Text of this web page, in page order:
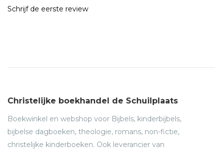
Schrijf de eerste review
Christelijke boekhandel de Schuilplaats
Boekwinkel en webshop voor Bijbels, kinderbijbels,
bijbelse dagboeken, theologie, romans, non-fictie,
christelijke kinderboeken. Ook leverancier van